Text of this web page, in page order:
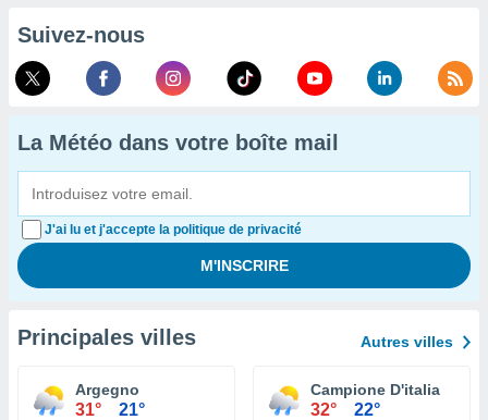
Suivez-nous
La Météo dans votre boîte mail
J'ai lu et j'accepte la politique de privacité
Principales villes Autres villes
Argegno
31° 21°
Campione D'italia
32° 22°